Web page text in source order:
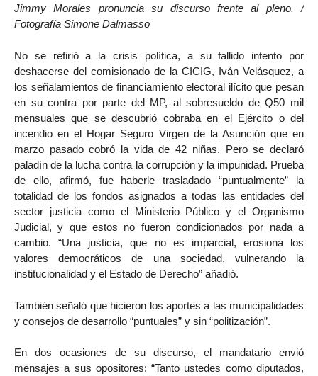
Jimmy Morales pronuncia su discurso frente al pleno. /
Fotografía Simone Dalmasso
No se refirió a la crisis política, a su fallido intento por
deshacerse del comisionado de la CICIG, Iván Velásquez, a
los señalamientos de financiamiento electoral ilícito que pesan
en su contra por parte del MP, al sobresueldo de Q50 mil
mensuales que se descubrió cobraba en el Ejército o del
incendio en el Hogar Seguro Virgen de la Asunción que en
marzo pasado cobró la vida de 42 niñas. Pero se declaró
paladín de la lucha contra la corrupción y la impunidad. Prueba
de ello, afirmó, fue haberle trasladado “puntualmente” la
totalidad de los fondos asignados a todas las entidades del
sector justicia como el Ministerio Público y el Organismo
Judicial, y que estos no fueron condicionados por nada a
cambio. “Una justicia, que no es imparcial, erosiona los
valores democráticos de una sociedad, vulnerando la
institucionalidad y el Estado de Derecho” añadió.
También señaló que hicieron los aportes a las municipalidades
y consejos de desarrollo “puntuales” y sin “politización”.
En dos ocasiones de su discurso, el mandatario envió
mensajes a sus opositores: “Tanto ustedes como diputados,